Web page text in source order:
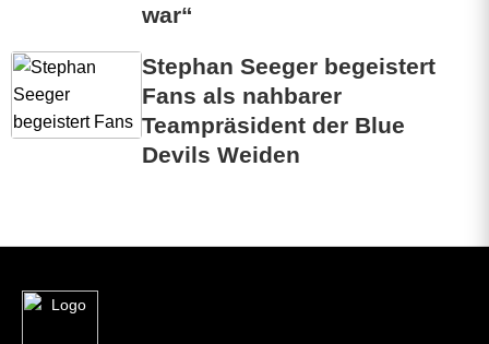
war“
Stephan Seeger begeistert
Fans als nahbarer
Teampräsident der Blue
Devils Weiden